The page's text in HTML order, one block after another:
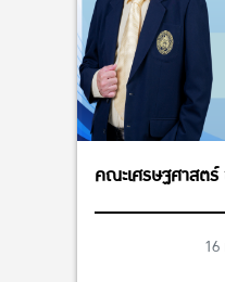
คณะเศรษฐศาสต